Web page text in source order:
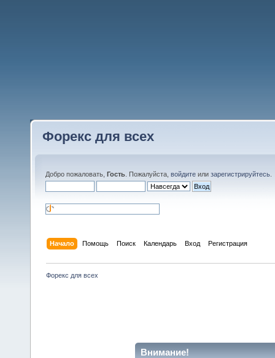
Форекс для всех
Добро пожаловать, Гость . Пожалуйста, войдите или зарегистрируйтесь
Начало Помощь Поиск Календарь Вход Регистрация
Форекс для всех
Внимание!